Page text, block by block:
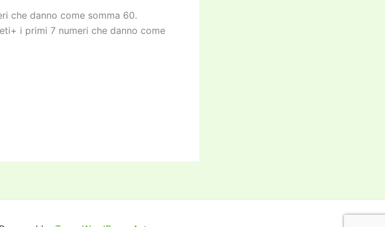
che danno come somma 60.
i primi 7 numeri che danno come